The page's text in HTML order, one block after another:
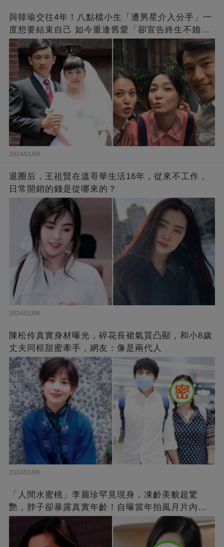
與韓瑜交往4年！八點檔小生「遭男星介入分手」一
度想要結束自己 如今重逢舊愛「卻宣告終生不婚」
原因曝光
2024/01/09
退圈后，王祖賢在溫哥華生活16年，從來不工作，
日常開銷的錢是從哪來的？
2024/01/06
陳松伶真實身材曝光，碎花長裙氣質凸顯，和小8歲
丈夫同框甜蜜牽手，網友：像是兩代人
2024/01/06
「人間水蜜桃」李麗珍罕見現身，凍齡美貌超驚
艷，脖子卻暴露真實年齡！自曝當年拍風月片內
幕，竟是因為「玉女當久了」？